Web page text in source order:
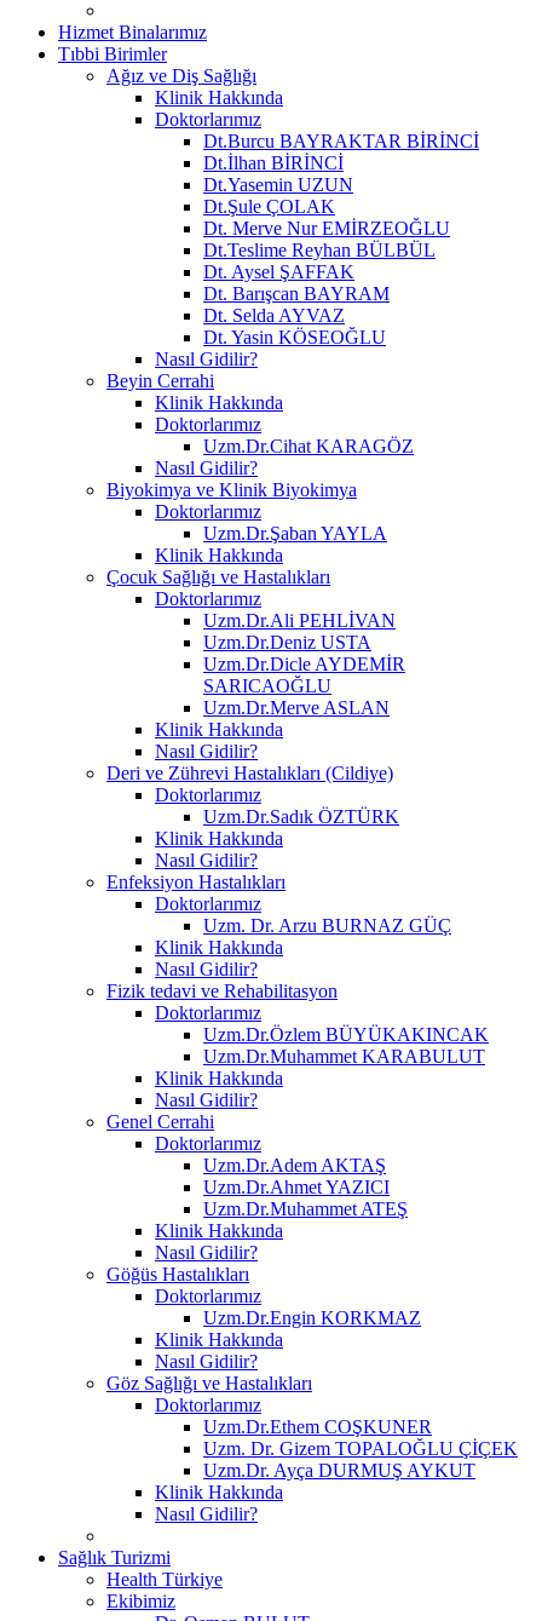
Hizmet Binalarımız
Tıbbi Birimler
Ağız ve Diş Sağlığı
Klinik Hakkında
Doktorlarımız
Dt.Burcu BAYRAKTAR BİRİNCİ
Dt.İlhan BİRİNCİ
Dt.Yasemin UZUN
Dt.Şule ÇOLAK
Dt. Merve Nur EMİRZEOĞLU
Dt.Teslime Reyhan BÜLBÜL
Dt. Aysel ŞAFFAK
Dt. Barışcan BAYRAM
Dt. Selda AYVAZ
Dt. Yasin KÖSEOĞLU
Nasıl Gidilir?
Beyin Cerrahi
Klinik Hakkında
Doktorlarımız
Uzm.Dr.Cihat KARAGÖZ
Nasıl Gidilir?
Biyokimya ve Klinik Biyokimya
Doktorlarımız
Uzm.Dr.Şaban YAYLA
Klinik Hakkında
Çocuk Sağlığı ve Hastalıkları
Doktorlarımız
Uzm.Dr.Ali PEHLİVAN
Uzm.Dr.Deniz USTA
Uzm.Dr.Dicle AYDEMİR
SARICAOĞLU
Uzm.Dr.Merve ASLAN
Klinik Hakkında
Nasıl Gidilir?
Deri ve Zührevi Hastalıkları (Cildiye)
Doktorlarımız
Uzm.Dr.Sadık ÖZTÜRK
Klinik Hakkında
Nasıl Gidilir?
Enfeksiyon Hastalıkları
Doktorlarımız
Uzm. Dr. Arzu BURNAZ GÜÇ
Klinik Hakkında
Nasıl Gidilir?
Fizik tedavi ve Rehabilitasyon
Doktorlarımız
Uzm.Dr.Özlem BÜYÜKAKINCAK
Uzm.Dr.Muhammet KARABULUT
Klinik Hakkında
Nasıl Gidilir?
Genel Cerrahi
Doktorlarımız
Uzm.Dr.Adem AKTAŞ
Uzm.Dr.Ahmet YAZICI
Uzm.Dr.Muhammet ATEŞ
Klinik Hakkında
Nasıl Gidilir?
Göğüs Hastalıkları
Doktorlarımız
Uzm.Dr.Engin KORKMAZ
Klinik Hakkında
Nasıl Gidilir?
Göz Sağlığı ve Hastalıkları
Doktorlarımız
Uzm.Dr.Ethem COŞKUNER
Uzm. Dr. Gizem TOPALOĞLU ÇİÇEK
Uzm.Dr. Ayça DURMUŞ AYKUT
Klinik Hakkında
Nasıl Gidilir?
Sağlık Turizmi
Health Türkiye
Ekibimiz